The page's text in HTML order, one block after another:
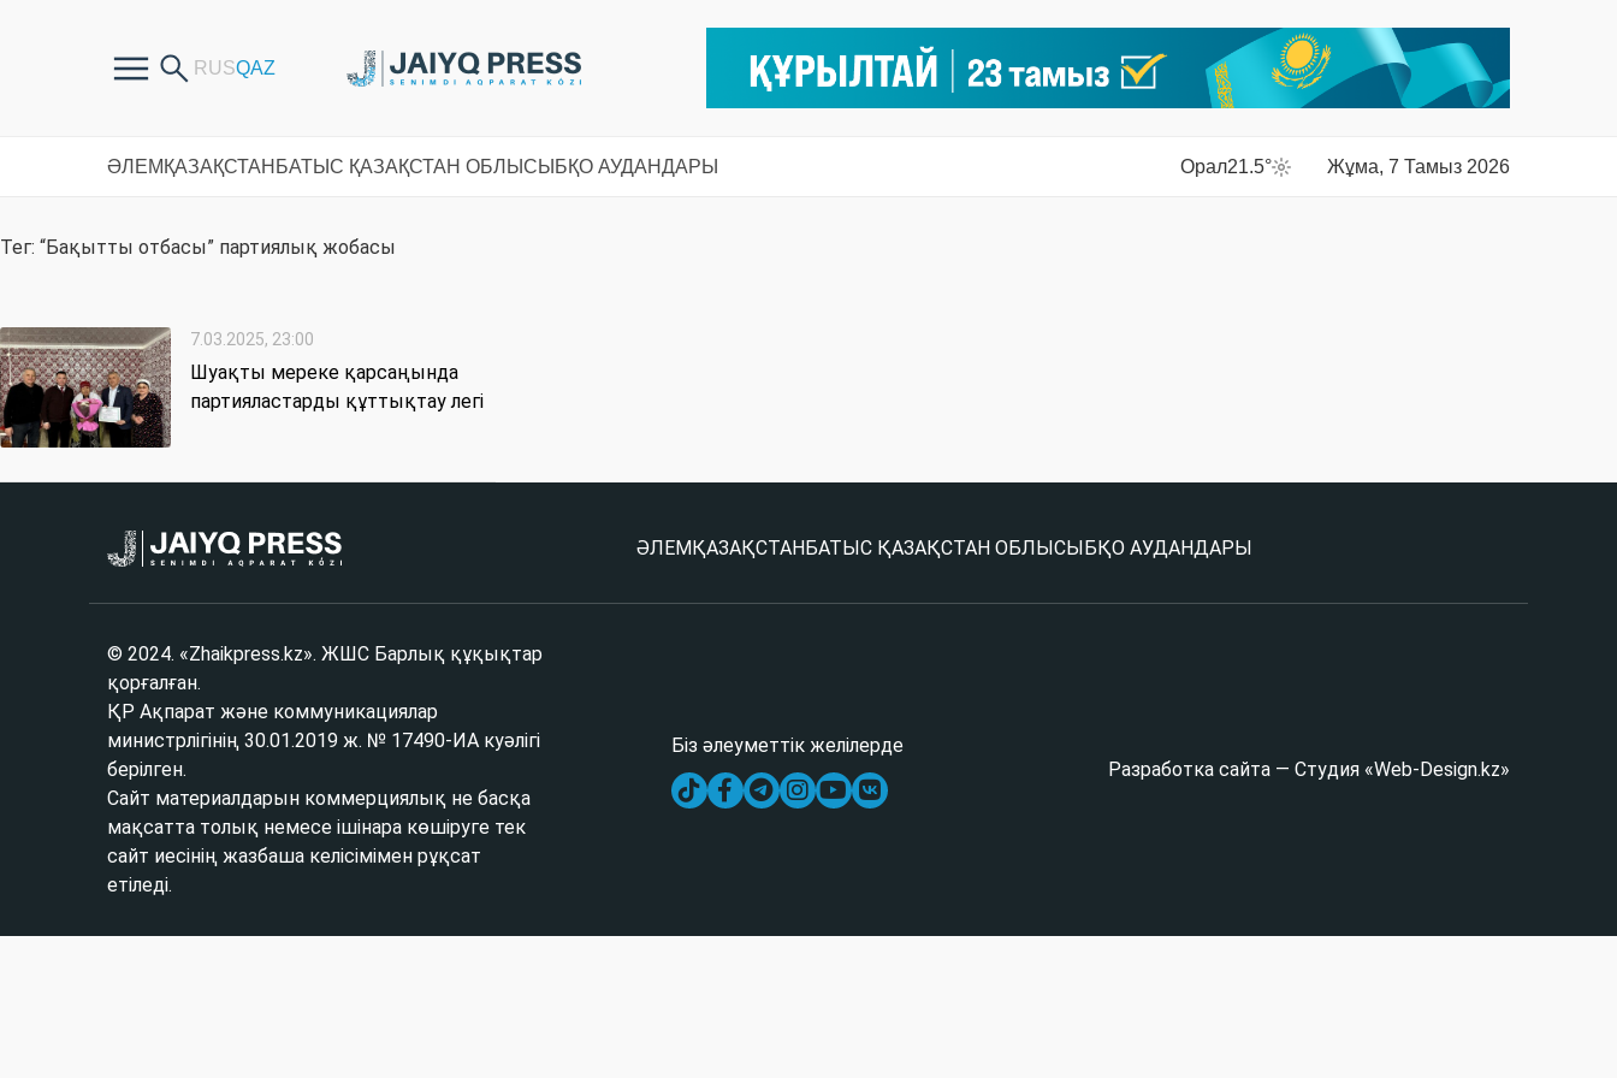
ӘЛЕМ ҚАЗАҚСТАН БАТЫС ҚАЗАҚСТАН ОБЛЫСЫ БҚО АУДАНДАРЫ Орал21.5° Жұма, 7 Тамыз 2026
Тег: “Бақытты отбасы” партиялық жобасы
7.03.2025, 23:00
Шуақты мереке қарсаңында
партияластарды құттықтау легі
ӘЛЕМ ҚАЗАҚСТАН БАТЫС ҚАЗАҚСТАН ОБЛЫСЫ БҚО АУДАНДАРЫ
© 2024. «Zhaikpress.kz». ЖШС Барлық құқықтар
қорғалған.
ҚР Ақпарат және коммуникациялар
министрлігінің 30.01.2019 ж. № 17490-ИА куәлігі
берілген.
Сайт материалдарын коммерциялық не басқа
мақсатта толық немесе ішінара көшіруге тек
сайт иесінің жазбаша келісімімен рұқсат
етіледі.
Біз әлеуметтік желілерде
Разработка сайта — Студия «Web-Design.kz»